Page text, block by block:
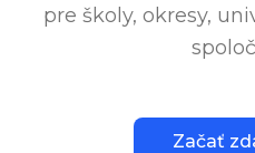
pre školy, okresy,
Začať